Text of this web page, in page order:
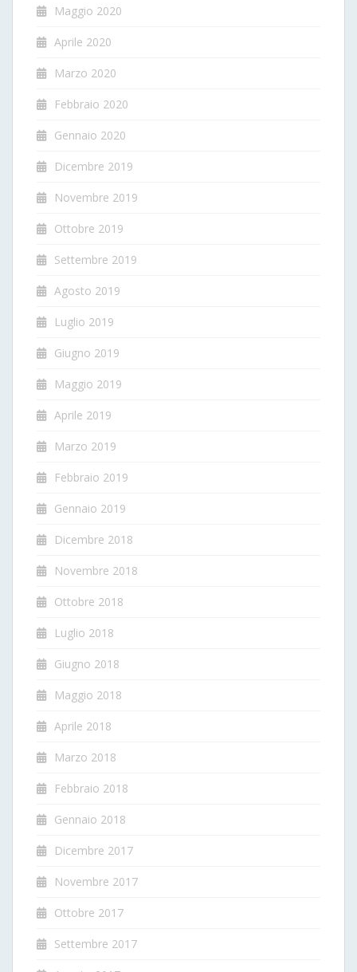
Maggio 2020
Aprile 2020
Marzo 2020
Febbraio 2020
Gennaio 2020
Dicembre 2019
Novembre 2019
Ottobre 2019
Settembre 2019
Agosto 2019
Luglio 2019
Giugno 2019
Maggio 2019
Aprile 2019
Marzo 2019
Febbraio 2019
Gennaio 2019
Dicembre 2018
Novembre 2018
Ottobre 2018
Luglio 2018
Giugno 2018
Maggio 2018
Aprile 2018
Marzo 2018
Febbraio 2018
Gennaio 2018
Dicembre 2017
Novembre 2017
Ottobre 2017
Settembre 2017